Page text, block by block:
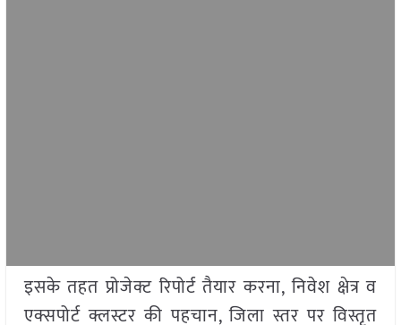
इसके तहत प्रोजेक्ट रिपोर्ट तैयार करना, निवेश क्षेत्र व
एक्सपोर्ट क्लस्टर की पहचान, जिला स्तर पर विस्तृत